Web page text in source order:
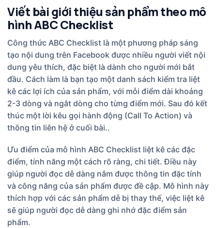
Viết bài giới thiệu sản phẩm theo mô
hình ABC Checklist
Công thức ABC Checklist là một phương pháp sáng
tạo nội dung trên Facebook được nhiều người viết nội
dung yêu thích, đặc biệt là dành cho người mới bắt
đầu. Cách làm là bạn tạo một danh sách kiểm tra liệt
kê các lợi ích của sản phẩm, với mỗi điểm dài khoảng
2-3 dòng và ngắt dòng cho từng điểm mới. Sau đó kết
thúc một lời kêu gọi hành động (Call To Action) và
thông tin liên hệ ở cuối bài..
Ưu điểm của mô hình ABC Checklist liệt kê các đặc
điểm, tính năng một cách rõ ràng, chi tiết. Điều này
giúp người đọc dễ dàng nắm được thông tin đặc tính
và công năng của sản phẩm được đề cập. Mô hình này
thích hợp với các sản phẩm dễ bị thay thế, việc liệt kê
sẽ giúp người đọc dễ dàng ghi nhớ đặc điểm sản
phẩm.